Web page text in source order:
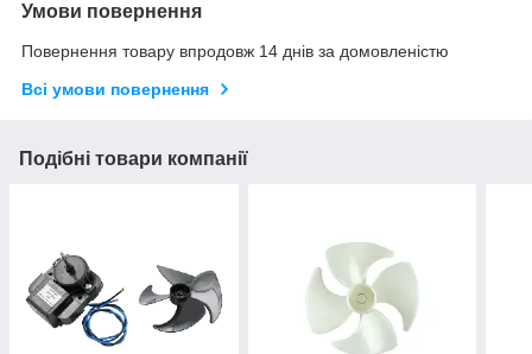
Умови повернення
Повернення товару впродовж 14 днів за домовленістю
Всі умови повернення
Подібні товари компанії